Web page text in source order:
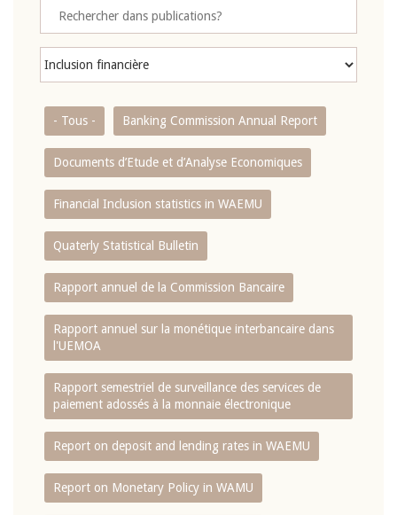
- Tous - Banking Commission Annual Report
Documents d’Etude et d’Analyse Economiques
Financial Inclusion statistics in WAEMU
Quaterly Statistical Bulletin
Rapport annuel de la Commission Bancaire
Rapport annuel sur la monétique interbancaire dans
l'UEMOA
Rapport semestriel de surveillance des services de
paiement adossés à la monnaie électronique
Report on deposit and lending rates in WAEMU
Report on Monetary Policy in WAMU